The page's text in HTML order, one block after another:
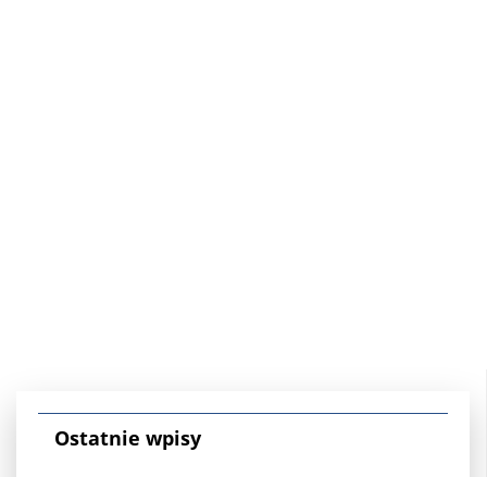
Ostatnie wpisy